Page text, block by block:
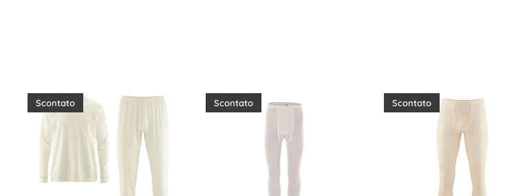
Scontato Scontato Scontato